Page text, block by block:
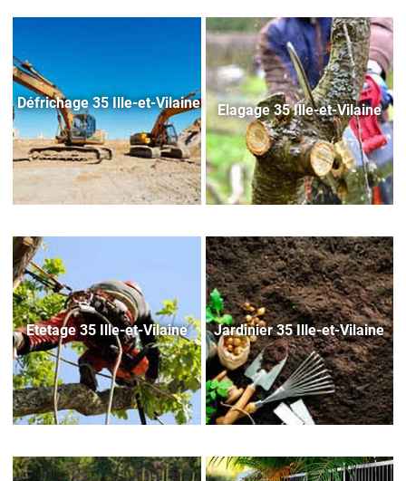
Défrichage 35 Ille-et-Vilaine Elagage 35 Ille-et-Vilaine
Etetage 35 Ille-et-Vilaine Jardinier 35 Ille-et-Vilaine